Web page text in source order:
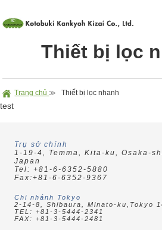
Thiết bị lọc
Trang chủ≫ Thiết bị lọc nhanh
test
Trụ sở chính
1-19-4, Temma, Kita-ku, Osaka-
Japan
Tel: +81-6-6352-5880
Fax:+81-6-6352-9367
Chi nhánh Tokyo
2-14-8, Shibaura,
Minato-ku,Tokyo
TEL: +81-3-5444-2341
FAX: +81-3-5444-2481